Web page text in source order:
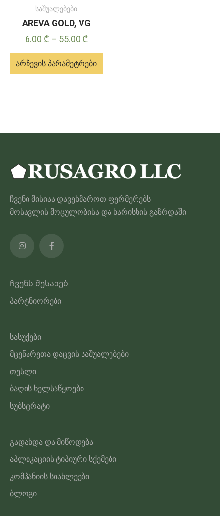
საშუალებები
AREVA GOLD, VG
6.00 ₾ – 55.00 ₾Price
range:
6.00 ₾
არჩევის პარამეტრები
შეიძლება
შეირჩეს
გვერდზე
ჩვენი მისიაა დავეხმაროთ ფერმერებს
მოსავლის მოცულობისა და ხარისხის გაზრდაში
Ჩვენს შესახებ
პარტნიორები
სასუქები
მცენარეთა დაცვის საშუალებები
თესლი
ბაღის ხელსაწყოები
სუბსტრატი
გადახდა და მიწოდება
აპლიკაციის ტიპიური სქემები
კომპანიის სიახლეები
ბლოგი